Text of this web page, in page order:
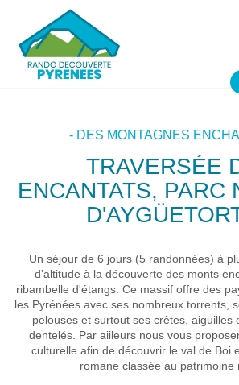
- DES MONTAGNES
TRAVERSÉE
ENCANTATS, PARC
Un séjour de 6 jours (5 randonnées) à
d’altitude à la découverte des monts
ribambelle d'étangs. Ce massif offre des
les Pyrénées avec ses nombreux torrents,
pelouses et surtout ses crêtes, aiguilles
dentelés. Par aiileurs nous vous
culturelle afin de découvrir le val de Boi
romane classée au patrimoine